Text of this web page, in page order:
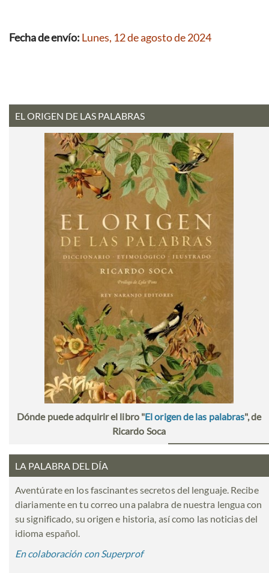
Fecha de envío: Lunes, 12 de agosto de 2024
EL ORIGEN DE LAS PALABRAS
Dónde puede adquirir el libro "El origen de las palabras", de
Ricardo Soca
LA PALABRA DEL DÍA
Aventúrate en los fascinantes secretos del lenguaje. Recibe
diariamente en tu correo una palabra de nuestra lengua con
su significado, su origen e historia, así como las noticias del
idioma español.
En colaboración con Superprof